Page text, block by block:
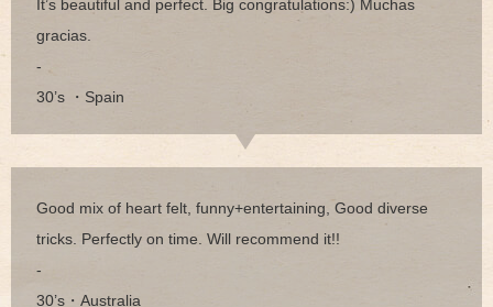
It’s beautiful and perfect. Big congratulations:) Muchas
gracias.
-
30’s ・Spain
Good mix of heart felt, funny+entertaining, Good diverse
tricks. Perfectly on time. Will recommend it!!
-
30’s・Australia